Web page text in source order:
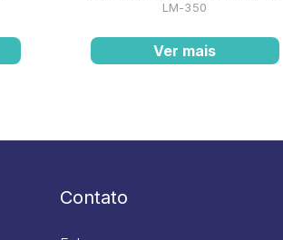
LM-350
Ver mais
Contato